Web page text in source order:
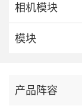
相机模块
模块
产品阵容